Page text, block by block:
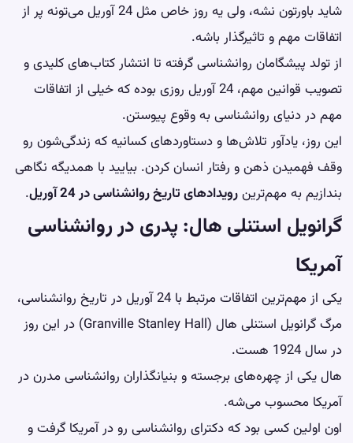
شاید باورتون نشه، ولی یه روز خاص مثل 24 آوریل می‌تونه پر از
اتفاقات مهم و تاثیرگذار باشه.
از تولد پیشگامان روانشناسی گرفته تا انتشار کتاب‌های کلیدی و
تصویب قوانین مهم، 24 آوریل روزی بوده که خیلی از اتفاقات
مهم در دنیای روانشناسی به وقوع پیوستن.
این روز، یادآور تلاش‌ها و دستاوردهای کسانیه که زندگی‌شون رو
وقف فهمیدن ذهن و رفتار انسان کردن. بیایید با همدیگه نگاهی
بندازیم به مهم‌ترینرویدادهای تاریخ روانشناسی در 24 آوریل .
گرانویل استنلی هال: پدری در روانشناسی
آمریکا
یکی از مهم‌ترین اتفاقات مرتبط با 24 آوریل در تاریخ روانشناسی،
مرگ گرانویل استنلی هال (Granville Stanley Hall) در این روز
در سال 1924 هست.
هال یکی از چهره‌های برجسته و بنیانگذاران روانشناسی مدرن در
آمریکا محسوب می‌شه.
اون اولین کسی بود که دکترای روانشناسی رو در آمریکا گرفت و